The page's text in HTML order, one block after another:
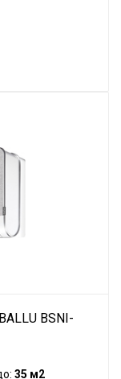
BSNI-
35 м2